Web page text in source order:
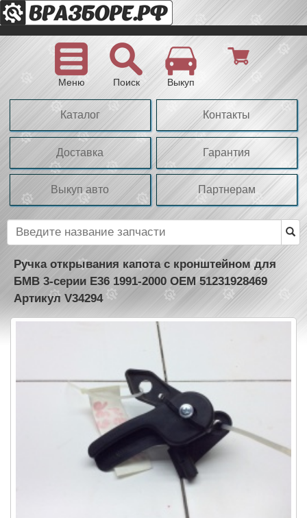
Меню Поиск Выкуп
Каталог Контакты
Доставка Гарантия
Выкуп авто Партнерам
Ручка открывания капота с кронштейном для
БМВ 3-серии Е36 1991-2000 OEM 51231928469
Артикул V34294